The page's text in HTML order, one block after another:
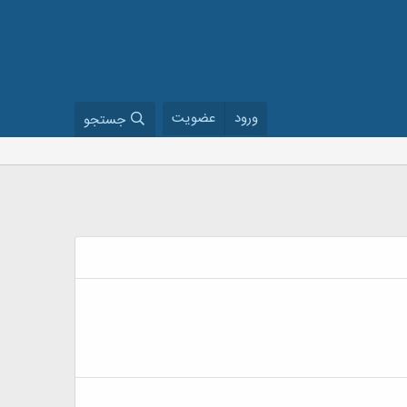
ورود عضویت جستجو